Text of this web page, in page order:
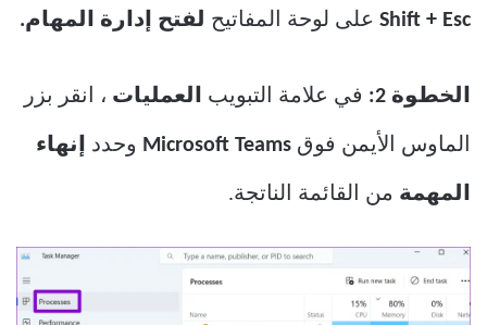
Shift + Esc على لوحة المفاتيح لفتح إدارة المهام.
الخطوة 2: في علامة التبويب العمليات ، انقر بزر
الماوس الأيمن فوق وحدد إنهاء
المهمة من القائمة الناتجة.